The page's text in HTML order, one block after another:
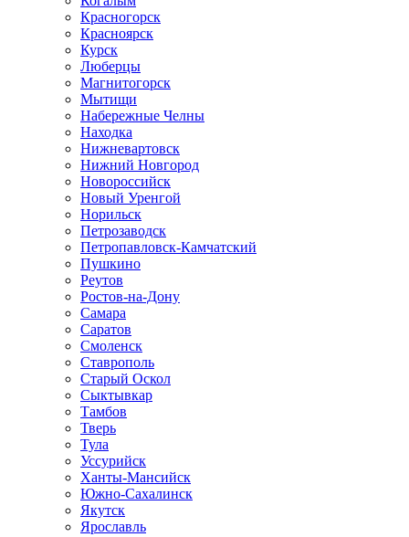
Красногорск
Красноярск
Курск
Люберцы
Магнитогорск
Мытищи
Набережные Челны
Находка
Нижневартовск
Нижний Новгород
Новороссийск
Новый Уренгой
Норильск
Петрозаводск
Петропавловск-Камчатский
Пушкино
Реутов
Ростов-на-Дону
Самара
Саратов
Смоленск
Ставрополь
Старый Оскол
Сыктывкар
Тамбов
Тверь
Тула
Уссурийск
Ханты-Мансийск
Южно-Сахалинск
Якутск
Ярославль